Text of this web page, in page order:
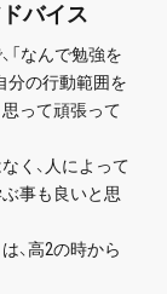
バイス
「なんで勉強を
分の行動範囲を
って頑張って
く、人によって
事も良いと思
、高2の時から